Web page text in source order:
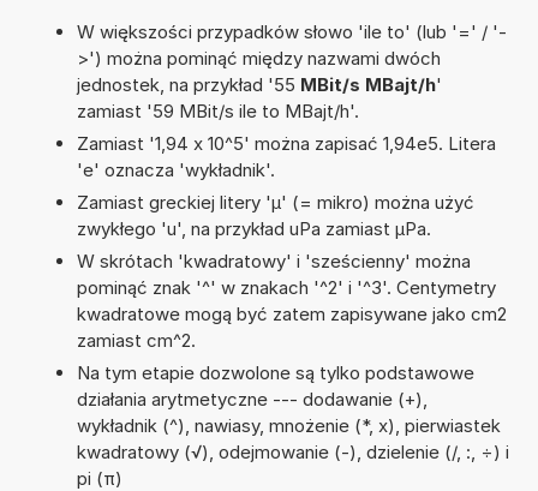
W większości przypadków słowo 'ile to' (lub '=' / '-
>') można pominąć między nazwami dwóch
jednostek, na przykład '55 MBit/s MBajt/h'
zamiast '59 MBit/s ile to MBajt/h'.
Zamiast '1,94 x 10^5' można zapisać 1,94e5. Litera
'e' oznacza 'wykładnik'.
Zamiast greckiej litery 'µ' (= mikro) można użyć
zwykłego 'u', na przykład uPa zamiast µPa.
W skrótach 'kwadratowy' i 'sześcienny' można
pominąć znak '^' w znakach '^2' i '^3'. Centymetry
kwadratowe mogą być zatem zapisywane jako cm2
zamiast cm^2.
Na tym etapie dozwolone są tylko podstawowe
działania arytmetyczne --- dodawanie (+),
wykładnik (^), nawiasy, mnożenie (*, x), pierwiastek
kwadratowy (√), odejmowanie (-), dzielenie (/, :, ÷) i
pi (π)